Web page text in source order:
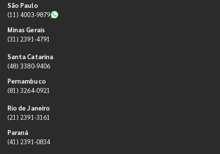
São Paulo
(11) 4003-9879
Minas Gerais
(31) 2391-4791
Santa Catarina
(48) 3380-9406
Pernambuco
(81) 3264-0921
Rio de Janeiro
(21) 2391-3161
Paraná
(41) 2391-0834